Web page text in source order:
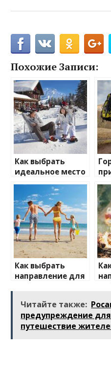
Похожие Записи:
Как выбрать
идеальное место
для зимнего
отдыха
Как выбрать
направление для
Читайте также:
предупреждение
путешествие